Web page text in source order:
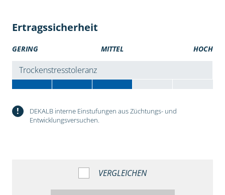
Ertragssicherheit
GERING MITTEL HOCH
Trockenstresstoleranz
!
DEKALB interne Einstufungen aus Züchtungs- und
Entwicklungsversuchen.
VERGLEICHEN